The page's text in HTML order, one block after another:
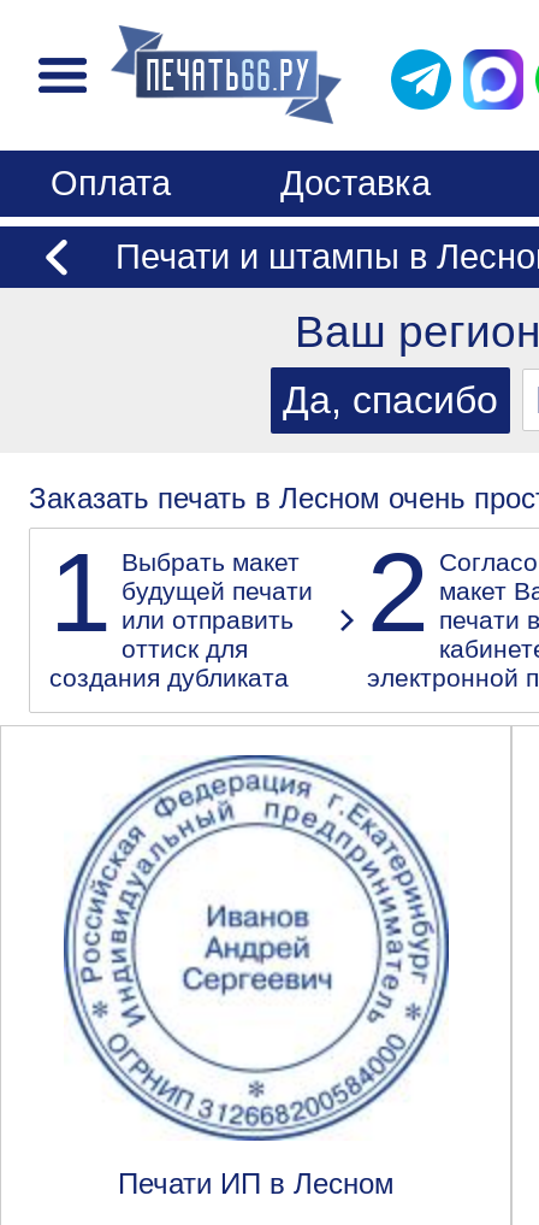
Оплата
Доставка
Печати и штампы в
Ваш
Заказать печать в Лесном очень
1 Выбрать макет
будущей печати
или отправить
оттиск для
создания дубликата
2
макет
печати
электронной
Печати ИП в Лесном